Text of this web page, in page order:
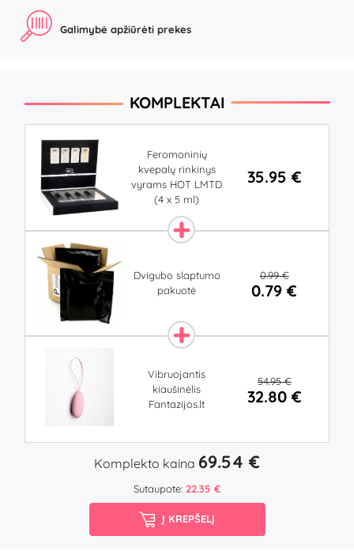
Galimybė apžiūrėti prekes
KOMPLEKTAI
Feromoninių
kvepalų rinkinys
vyrams HOT LMTD
(4 x 5 ml)
35.95 €
Dvigubo slaptumo
pakuotė
0.99 €
0.79 €
Vibruojantis
kiaušinėlis
Fantazijos.lt
54.95 €
32.80 €
Komplekto kaina 69.54 €
Sutaupote: 22.35 €
Į KREPŠELĮ